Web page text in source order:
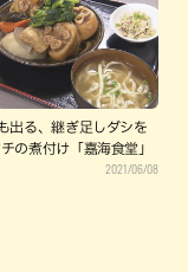
出る、継ぎ足しダシを
の煮付け「嘉海食堂」
2021/06/08